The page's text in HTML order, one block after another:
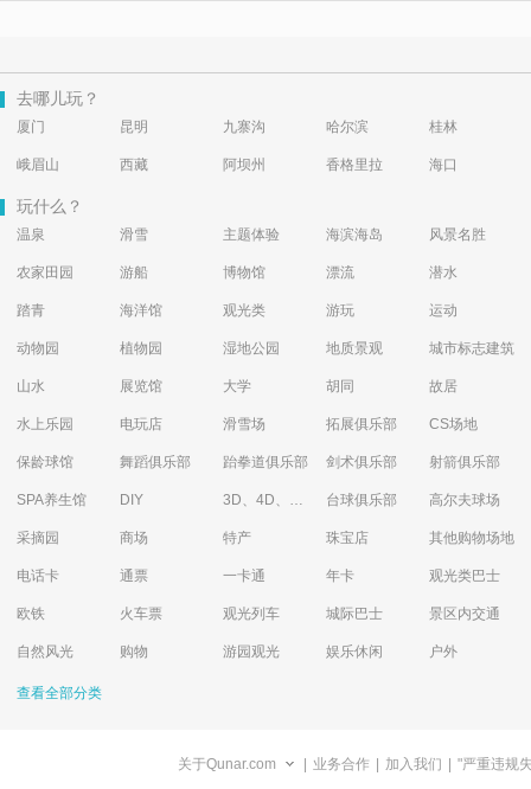
去哪儿玩？
厦门 昆明 九寨沟 哈尔滨 桂林
峨眉山 西藏 阿坝州 香格里拉 海口
玩什么？
温泉 滑雪 主题体验 海滨海岛 风景名胜
农家田园 游船 博物馆 漂流 潜水
踏青 海洋馆 观光类 游玩 运动
动物园 植物园 湿地公园 地质景观 城市标志建筑
山水 展览馆 大学 胡同 故居
水上乐园 电玩店 滑雪场 拓展俱乐部 CS场地
保龄球馆 舞蹈俱乐部 跆拳道俱乐部 剑术俱乐部 射箭俱乐部
SPA养生馆 DIY 3D、4D、5D艺术体验馆 台球俱乐部 高尔夫球场
采摘园 商场 特产 珠宝店 其他购物场地
电话卡 通票 一卡通 年卡 观光类巴士
欧铁 火车票 观光列车 城际巴士 景区内交通
自然风光 购物 游园观光 娱乐休闲 户外
查看全部分类
关于Qunar.com 业务合作 加入我们 "严重违规